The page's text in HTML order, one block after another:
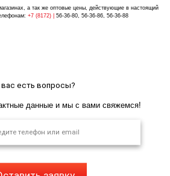
а так же оптовые цены, действующие в настоящий
+7 (8172) | 56-36-80, 56-36-86, 56-36-88
вас есть вопросы?
данные и мы с вами свяжемся!